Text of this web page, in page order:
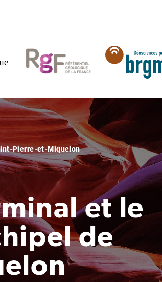
Pierre-et-Miquelon
et le
de